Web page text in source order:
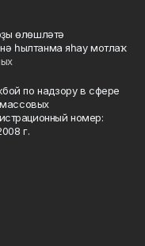
өлөшләтә
һылтанма яһау мотлаҡ.
по надзору в сфере
номер:
г.